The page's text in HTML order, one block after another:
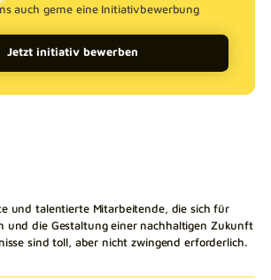
auch gerne eine Initiativbewerbung
Jetzt initiativ bewerben
und talentierte Mitarbeitende, die sich für
und die Gestaltung einer nachhaltigen Zukunft
sind toll, aber nicht zwingend erforderlich.